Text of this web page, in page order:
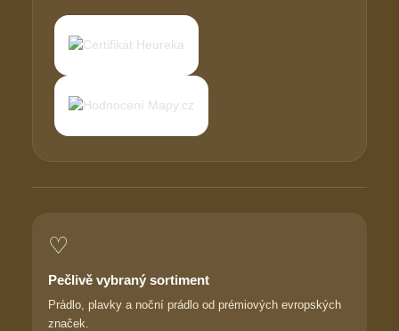
♡
Pečlivě vybraný sortiment
Prádlo, plavky a noční prádlo od prémiových evropských
značek.